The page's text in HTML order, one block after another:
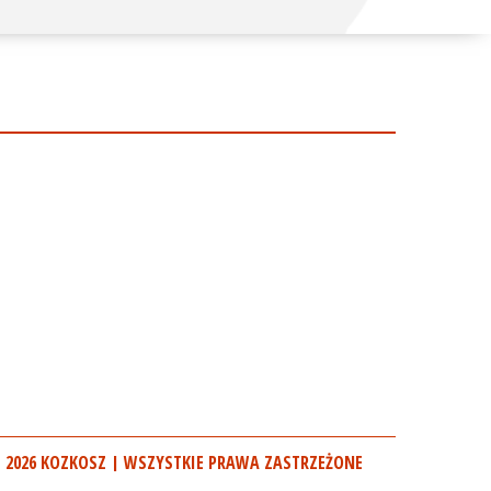
KOZKOSZ | WSZYSTKIE PRAWA ZASTRZEŻONE